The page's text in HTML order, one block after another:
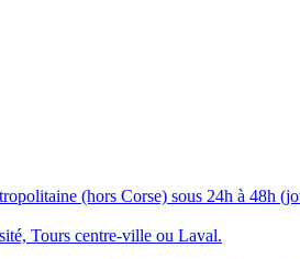
(hors Corse) sous 24h à 48h
Tours centre-ville ou Laval.